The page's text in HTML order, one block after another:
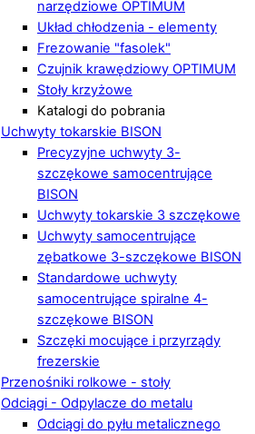
narzędziowe OPTIMUM
Układ chłodzenia - elementy
Frezowanie "fasolek"
Czujnik krawędziowy OPTIMUM
Stoły krzyżowe
Katalogi do pobrania
Uchwyty tokarskie BISON
Precyzyjne uchwyty 3-
szczękowe samocentrujące
BISON
Uchwyty tokarskie 3 szczękowe
Uchwyty samocentrujące
zębatkowe 3-szczękowe BISON
Standardowe uchwyty
samocentrujące spiralne 4-
szczękowe BISON
Szczęki mocujące i przyrządy
frezerskie
Przenośniki rolkowe - stoły
Odciągi - Odpylacze do metalu
Odciągi do pyłu metalicznego